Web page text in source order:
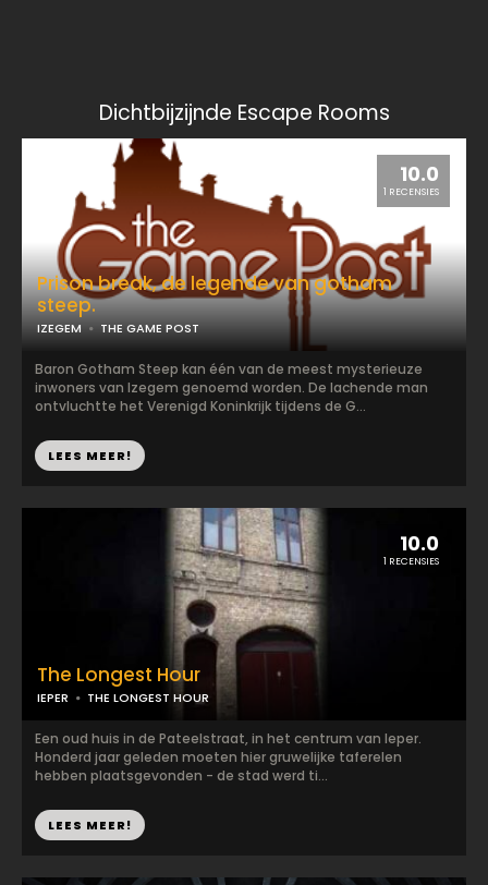
Dichtbijzijnde Escape Rooms
10.0
1 RECENSIES
The Longest Hour
IEPER THE LONGEST HOUR
Een oud huis in de Pateelstraat, in het centrum van Ieper.
Honderd jaar geleden moeten hier gruwelijke taferelen
hebben plaatsgevonden - de stad werd ti...
LEES MEER!
10.0
1 RECENSIES
Prison break, de legende van gotham
steep.
IZEGEM THE GAME POST
Baron Gotham Steep kan één van de meest mysterieuze
inwoners van Izegem genoemd worden. De lachende man
ontvluchtte het Verenigd Koninkrijk tijdens de G...
LEES MEER!